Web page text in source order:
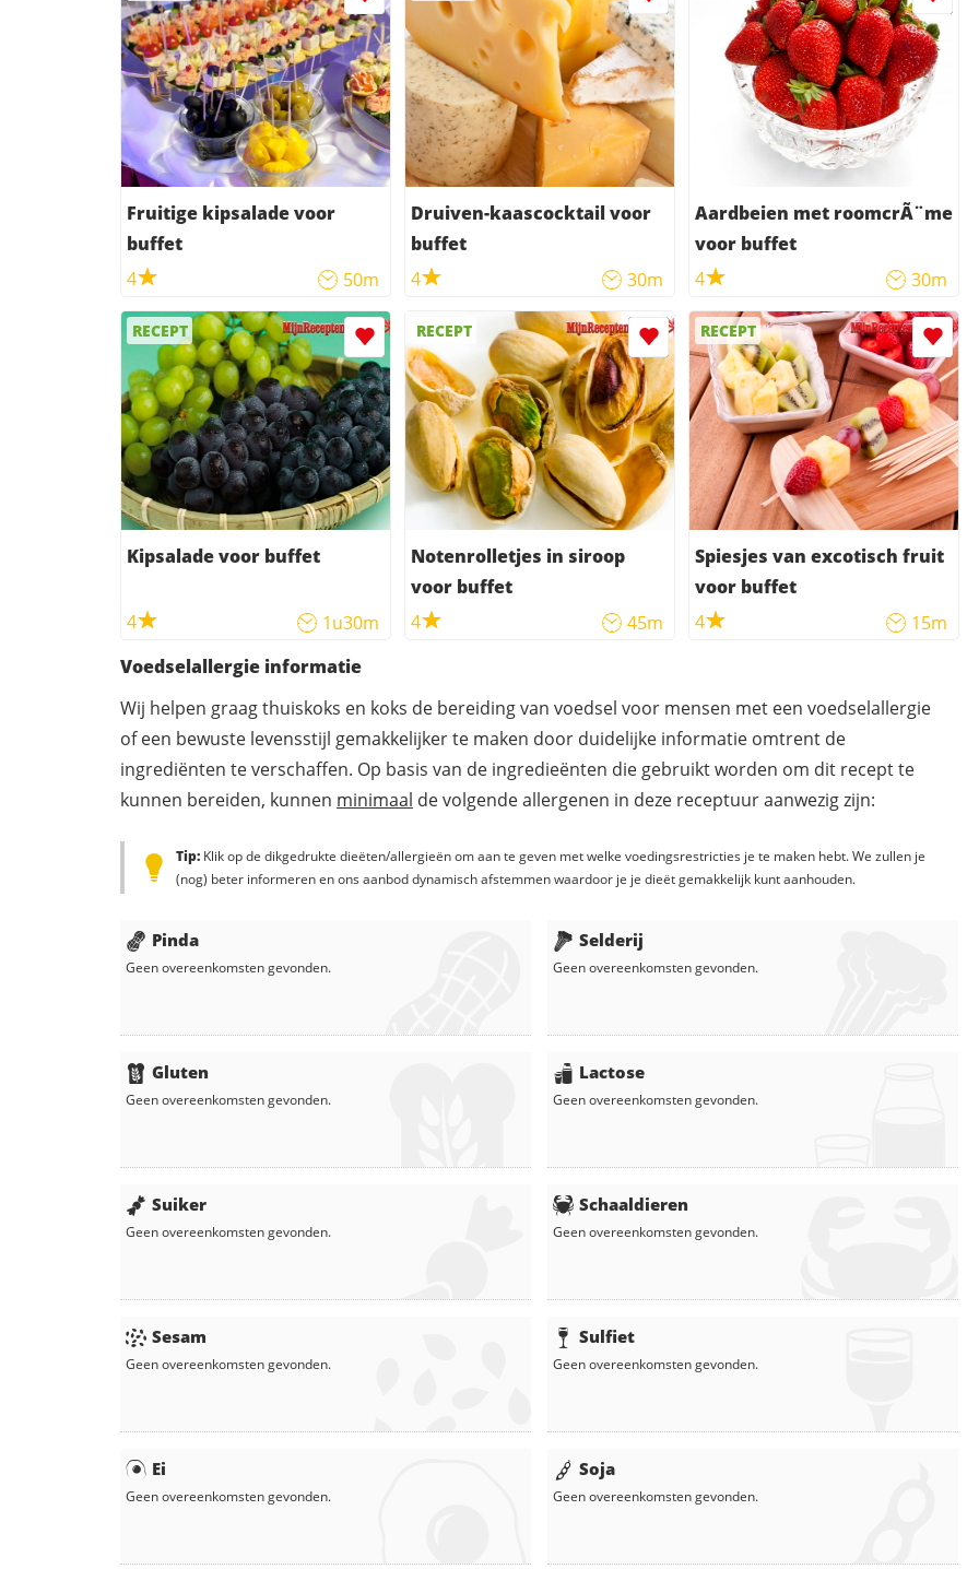
Fruitige kipsalade voor
buffet
4
50m
Druiven-kaascocktail voor
buffet
4
30m
Aardbeien met roomcrÃ¨me
voor buffet
4
30m
RECEPT
Kipsalade voor buffet
4 1u30m
RECEPT
Notenrolletjes in siroop
voor buffet
4
45m
RECEPT
Spiesjes van excotisch fruit
voor buffet
4
15m
Voedselallergie informatie
Wij helpen graag thuiskoks en koks de bereiding van voedsel voor mensen met een voedselallergie
of een bewuste levensstijl gemakkelijker te maken door duidelijke informatie omtrent de
ingrediënten te verschaffen. Op basis van de ingredieënten die gebruikt worden om dit recept te
kunnen bereiden, kunnen minimaal de volgende allergenen in deze receptuur aanwezig zijn:
Tip: Klik op de dikgedrukte dieëten/allergieën om aan te geven met welke voedingsrestricties je te maken hebt. We zullen je
(nog) beter informeren en ons aanbod dynamisch afstemmen waardoor je je dieët gemakkelijk kunt aanhouden.
Pinda
Geen overeenkomsten gevonden.
Gluten
Geen overeenkomsten gevonden.
Suiker
Geen overeenkomsten gevonden.
Sesam
Geen overeenkomsten gevonden.
Ei
Geen overeenkomsten gevonden.
Selderij
Geen overeenkomsten gevonden.
Lactose
Geen overeenkomsten gevonden.
Schaaldieren
Geen overeenkomsten gevonden.
Sulfiet
Geen overeenkomsten gevonden.
Soja
Geen overeenkomsten gevonden.